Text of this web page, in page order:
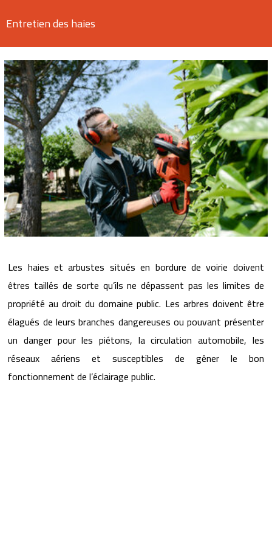
Entretien des haies
Les haies et arbustes situés en bordure de voirie doivent
êtres taillés de sorte qu’ils ne dépassent pas les limites de
propriété au droit du domaine public. Les arbres doivent être
élagués de leurs branches dangereuses ou pouvant présenter
un danger pour les piétons, la circulation automobile, les
réseaux aériens et susceptibles de gêner le bon
fonctionnement de l’éclairage public.